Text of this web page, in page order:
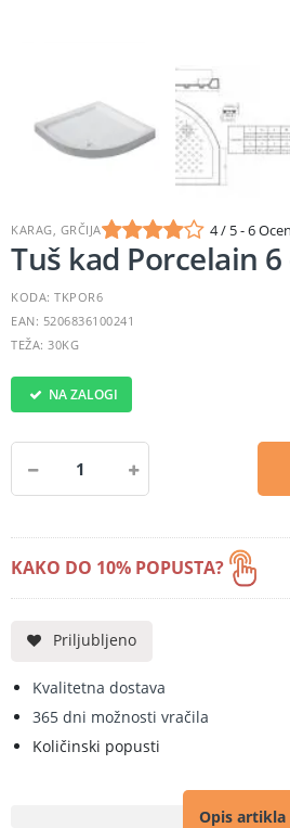
KARAG, GRČIJA 4 / 5 - 6 Ocen
Tuš kad Porcelain 6
KODA: TKPOR6
EAN: 5206836100241
TEŽA: 30KG
NA ZALOGI
KAKO DO 10% POPUSTA?
Priljubljeno
Kvalitetna dostava
365 dni možnosti vračila
Količinski popusti
Opis artikla